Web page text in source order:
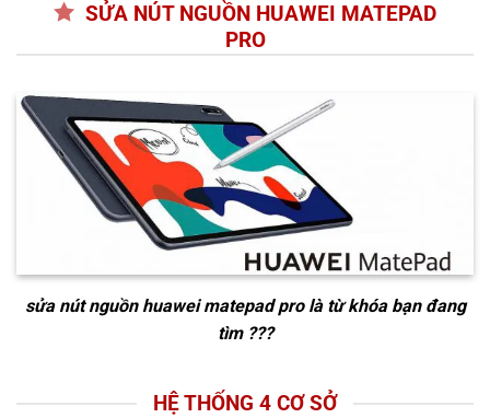
SỬA NÚT NGUỒN HUAWEI MATEPAD
PRO
sửa nút nguồn huawei matepad prolà từ khóa bạn đang
tìm ???
HỆ THỐNG 4 CƠ SỞ